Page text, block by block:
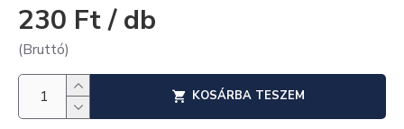
230 Ft / db
(Bruttó)
KOSÁRBA TESZEM